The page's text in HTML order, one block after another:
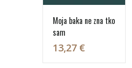
Moja baka ne zna tko
sam
13,27 €